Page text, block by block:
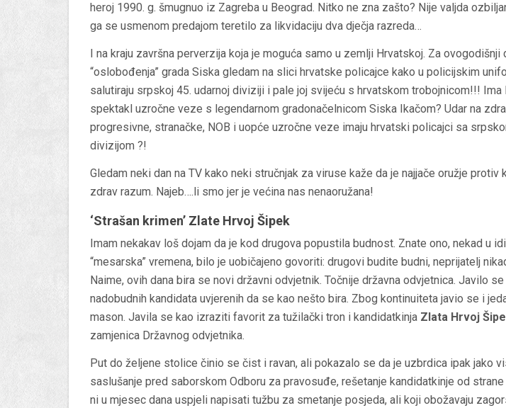
heroj 1990. g. šmugnuo iz Zagreba u Beograd. Nitko ne zna zašto? Nije valjda
ga se usmenom predajom teretilo za likvidaciju dva dječja razreda…
I na kraju završna perverzija koja je moguća samo u zemlji Hrvatskoj. Za ovogodišnji
“oslobođenja” grada Siska gledam na slici hrvatske policajce kako u policijskim
salutiraju srpskoj 45. udarnoj diviziji i pale joj svijeću s hrvatskom trobojnicom!!!
spektakl uzročne veze s legendarnom gradonačelnicom Siska Ikačom? Udar na
progresivne, stranačke, NOB i uopće uzročne veze imaju hrvatski policajci sa
divizijom ?!
Gledam neki dan na TV kako neki stručnjak za viruse kaže da je najjače oružje protiv
zdrav razum. Najeb….li smo jer je većina nas nenaoružana!
‘Strašan krimen’ Zlate Hrvoj Šipek
Imam nekakav loš dojam da je kod drugova popustila budnost. Znate ono, nekad u
“mesarska” vremena, bilo je uobičajeno govoriti: drugovi budite budni, neprijatelj
Naime, ovih dana bira se novi državni odvjetnik. Točnije državna odvjetnica. Javilo
nadobudnih kandidata uvjerenih da se kao nešto bira. Zbog kontinuiteta javio se i
mason. Javila se kao izraziti favorit za tužilački tron i kandidatkinja Zlata Hrvoj
zamjenica Državnog odvjetnika.
Put do željene stolice činio se čist i ravan, ali pokazalo se da je uzbrdica ipak jako
saslušanje pred saborskom Odboru za pravosuđe, rešetanje kandidatkinje od
ni u mjesec dana uspjeli napisati tužbu za smetanje posjeda, ali koji obožavaju